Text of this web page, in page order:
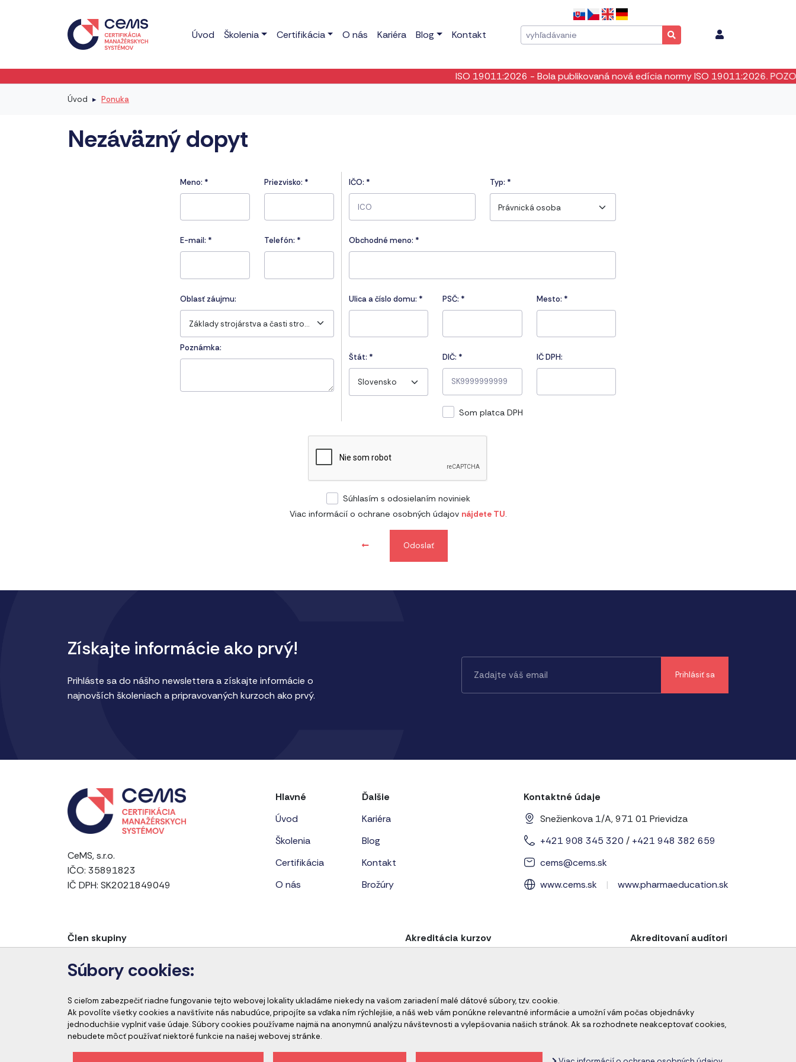
Úvod Školenia Certifikácia O nás Kariéra Blog Kontakt
ISO 19011:2026- Bola publikovaná nová edícia normy ISO 19011:2026. POZOR!
Úvod Ponuka
Nezáväzný dopyt
Meno: * Priezvisko: *
E-mail: * Telefón: *
Oblasť záujmu:
Základy strojárstva a časti strojov
Poznámka:
IČO: * Typ: *
Právnická osoba
Obchodné meno: *
Ulica a číslo domu: * PSČ: * Mesto: *
Štát: *
Slovensko
DIČ: * IČ DPH:
Som platca DPH
Súhlasím s odosielaním noviniek
Viac informácií o ochrane osobných údajov nájdete TU.
Odoslať
Získajte informácie ako prvý!
Prihláste sa do nášho newslettera a získajte informácie o
najnovších školeniach a pripravovaných kurzoch ako prvý.
CeMS, s.r.o.
IČO: 35891823
IČ DPH: SK2021849049
Hlavné
Úvod
Školenia
Certifikácia
O nás
Ďalšie
Kariéra
Blog
Kontakt
Brožúry
Kontaktné údaje
Snežienkova 1/A, 971 01 Prievidza
+421 908 345 320 / +421 948 382 659
cems@cems.sk
www.cems.sk
| www.pharmaeducation.sk
Člen skupiny Akreditácia kurzov Akreditovaní audítori
Etický kódex spoločnosti Ochrana osobných údajov
Súbory cookies:
S cieľom zabezpečiť riadne fungovanie tejto webovej lokality ukladáme niekedy na vašom zariadení malé dátové súbory, tzv. cookie.
Ak povolíte všetky cookies a navštívite nás nabudúce, pripojíte sa vďaka ním rýchlejšie, a náš web vám ponúkne relevantné informácie a umožní vám počas objednávky
jednoduchšie vyplniť vaše údaje. Súbory cookies používame najmä na anonymnú analýzu návštevnosti a vylepšovania našich stránok. Ak sa rozhodnete neakceptovať cookies,
nebudete môcť používať niektoré funkcie na našej webovej stránke.